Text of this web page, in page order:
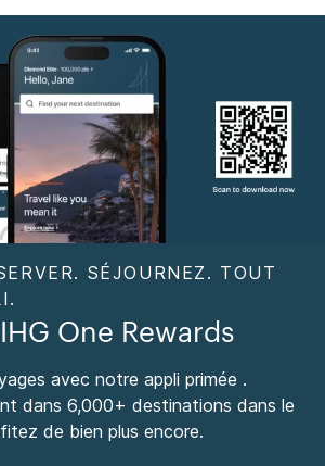
SÉJOURNEZ. TOUT
One Rewards
avec notre appli primée .
dans 6,000+ destinations dans le
de bien plus encore.